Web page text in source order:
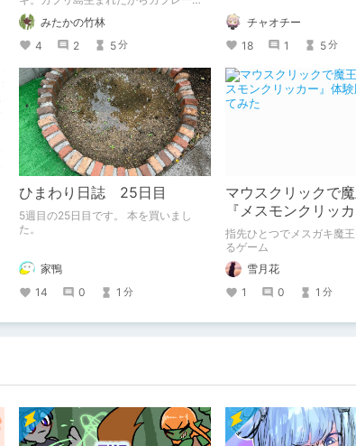
なんです。
みたかの竹林
4
2 5分
チャオチー
18
1 5分
ひまわり日誌 25日目
5週目の25日目です。 本を買いまし
た。
家鴨
14
0 1 分
マウスクリックで
『メスモンクリッ
版プレイしてみた
指先ひとつでメスガキ魔
るゲーム
雪月花
1
0 1 分